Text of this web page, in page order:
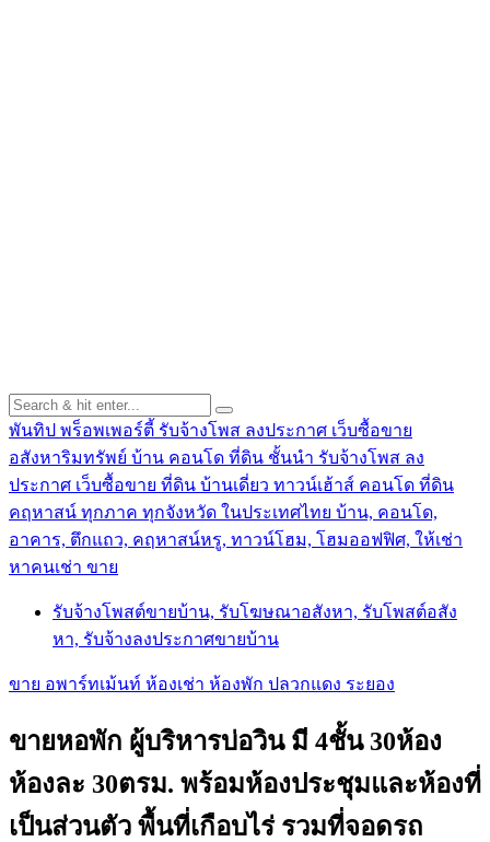
พันทิป พร็อพเพอร์ตี้ รับจ้างโพส ลงประกาศ เว็บซื้อขาย
อสังหาริมทรัพย์ บ้าน คอนโด ที่ดิน ชั้นนำ รับจ้างโพส ลง
ประกาศ เว็บซื้อขาย ที่ดิน บ้านเดี่ยว ทาวน์เฮ้าส์ คอนโด ที่ดิน
คฤหาสน์ ทุกภาค ทุกจังหวัด ในประเทศไทย บ้าน, คอนโด,
อาคาร, ตึกแถว, คฤหาสน์หรู, ทาวน์โฮม, โฮมออฟฟิศ, ให้เช่า
หาคนเช่า ขาย
รับจ้างโพสต์ขายบ้าน, รับโฆษณาอสังหา, รับโพสต์อสัง
หา, รับจ้างลงประกาศขายบ้าน
ขาย อพาร์ทเม้นท์ ห้องเช่า ห้องพัก ปลวกแดง ระยอง
ขายหอพัก ผู้บริหารบ่อวิน มี 4ชั้น 30ห้อง
ห้องละ 30ตรม. พร้อมห้องประชุมและห้องที่
เป็นส่วนตัว พื้นที่เกือบไร่ รวมที่จอดรถ